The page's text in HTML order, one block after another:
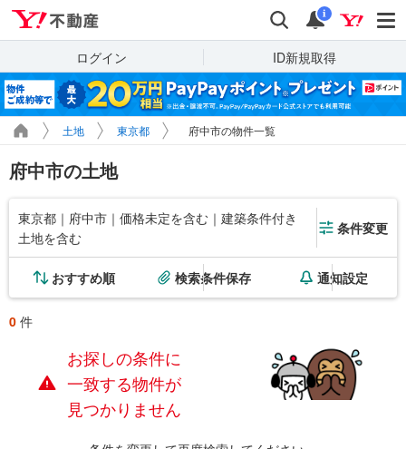
検索 通知
i
ログイン ID新規取得
土地 東京都 府中市の物件一覧
府中市の土地
東京都｜府中市｜価格未定を含む｜建築条件付き
土地を含む
条件変更
おすすめ順 検索条件保存 通知設定
0 件
お探しの条件に
一致する物件が
見つかりません